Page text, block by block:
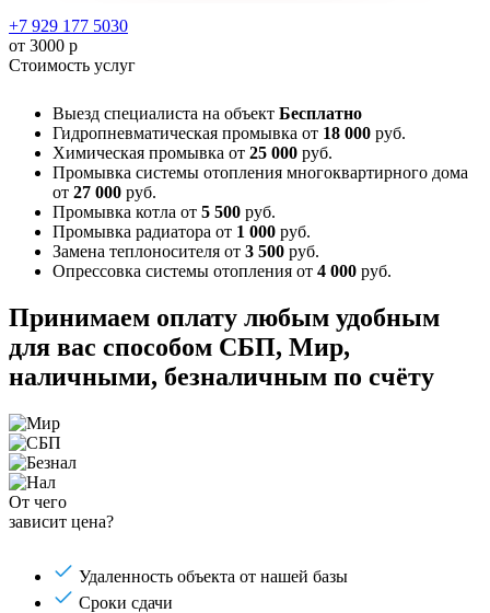
+7 929 177 5030
от 3000 р
Стоимость услуг
Выезд специалиста на объект Бесплатно
Гидропневматическая промывка от 18 000 руб.
Химическая промывка от 25 000 руб.
Промывка системы отопления многоквартирного дома
от 27 000 руб.
Промывка котла от 5 500 руб.
Промывка радиатора от 1 000 руб.
Замена теплоносителя от 3 500 руб.
Опрессовка системы отопления от 4 000 руб.
Принимаем оплату любым удобным
для вас способом СБП, Мир,
наличными, безналичным по счёту
От чего
зависит цена?
Удаленность объекта от нашей базы
Сроки сдачи